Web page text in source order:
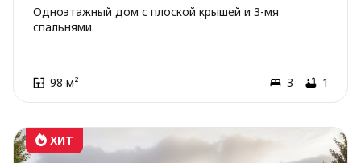
Одноэтажный дом с плоской крышей и 3-мя
спальнями.
98 м² 3 1
ХИТ